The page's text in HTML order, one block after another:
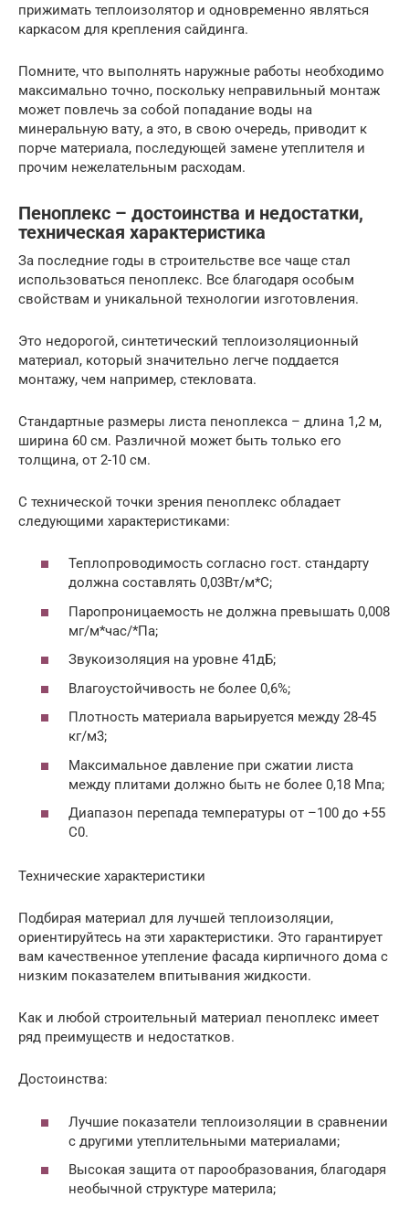
прижимать теплоизолятор и одновременно являться
каркасом для крепления сайдинга.
Помните, что выполнять наружные работы необходимо
максимально точно, поскольку неправильный монтаж
может повлечь за собой попадание воды на
минеральную вату, а это, в свою очередь, приводит к
порче материала, последующей замене утеплителя и
прочим нежелательным расходам.
Пеноплекс – достоинства и недостатки,
техническая характеристика
За последние годы в строительстве все чаще стал
использоваться пеноплекс. Все благодаря особым
свойствам и уникальной технологии изготовления.
Это недорогой, синтетический теплоизоляционный
материал, который значительно легче поддается
монтажу, чем например, стекловата.
Стандартные размеры листа пеноплекса – длина 1,2 м,
ширина 60 см. Различной может быть только его
толщина, от 2-10 см.
С технической точки зрения пеноплекс обладает
следующими характеристиками:
Теплопроводимость согласно гост. стандарту
должна составлять 0,03Вт/м*С;
Паропроницаемость не должна превышать 0,008
мг/м*час/*Па;
Звукоизоляция на уровне 41дБ;
Влагоустойчивость не более 0,6%;
Плотность материала варьируется между 28-45
кг/м3;
Максимальное давление при сжатии листа
между плитами должно быть не более 0,18 Мпа;
Диапазон перепада температуры от –100 до +55
С0.
Технические характеристики
Подбирая материал для лучшей теплоизоляции,
ориентируйтесь на эти характеристики. Это гарантирует
вам качественное утепление фасада кирпичного дома с
низким показателем впитывания жидкости.
Как и любой строительный материал пеноплекс имеет
ряд преимуществ и недостатков.
Достоинства:
Лучшие показатели теплоизоляции в сравнении
с другими утеплительными материалами;
Высокая защита от парообразования, благодаря
необычной структуре материла;